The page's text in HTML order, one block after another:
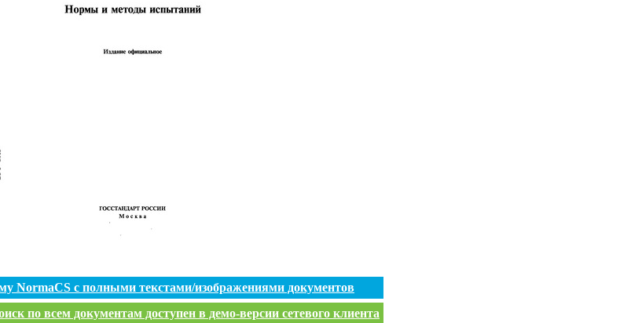
NormaCS с полными текстами/изображениями документов
по всем документам доступен в демо-версии сетевого клиента